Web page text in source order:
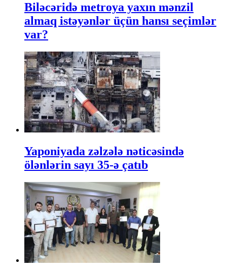
Biləcəridə metroya yaxın mənzil
almaq istəyənlər üçün hansı seçimlər
var?
Yaponiyada zəlzələ nəticəsində
ölənlərin sayı 35-ə çatıb